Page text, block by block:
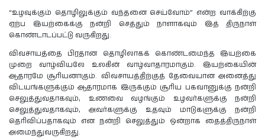
“உழவுக்கும் தொழிலுக்கும் வந்தனை செய்வோம்” என்ற வாக்கிற்கு
ஏற்ப இயற்கைக்கு நன்றி செத்தும் நாளாகவும் இத் திருநாள்
கொண்டாடப்பட்டு வருகிறது.
விவசாயத்தை பிரதான தொழிலாகக் கொண்டமைந்த இயற்கை
முறை வாழ்வியலே உலகின் வாழ்வாதாரமாகும். இயற்கையின்
ஆதாரமே சூரியனாகும். விவசாயத்திற்குத் தேவையான அனைத்து
விடயங்களுக்கும் ஆதாரமாக இருக்கும் சூரிய பகவானுக்கு நன்றி
செலுத்துவதாகவும், உணவை வழங்கும் உழவர்களுக்கு நன்றி
செலுத்துவதாகவும், அவர்களுக்கு உதவும் மாடுகளுக்கு நன்றி
தெரிவிப்பதாகவும் என நன்றி செலுத்தும் ஒன்றாக தைத்திருநாள்
அமைந்துவருகிறது.